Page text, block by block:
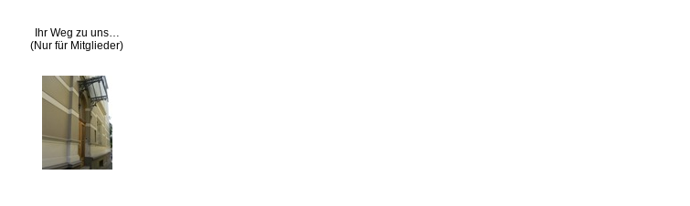
Ihr Weg zu uns…
(Nur für Mitglieder)